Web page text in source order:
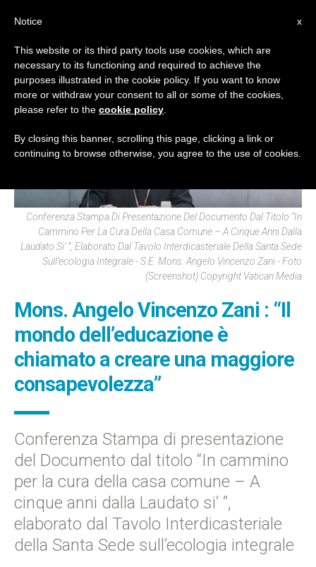
Senza categoria
Conferenza Stampa Di Presentazione Del Documento Dal Titolo “In
Cammino Per La Cura Della Casa Comune – A Cinque Anni Dalla
Laudato Si’ ”, Elaborato Dal Tavolo Interdicasteriale Della Santa Sede
Sull’ecologia Integrale - S.E. Mons. Angelo Vincenzo Zani - Foto
(Screenshot) Copyright Vatican Media
Mons. Angelo Vincenzo Zani : “Il
mondo dell’educazione è
chiamato a creare una maggiore
consapevolezza”
Conferenza Stampa di presentazione
del Documento dal titolo “In cammino
per la cura della casa comune – A
cinque anni dalla Laudato si’ ”,
elaborato dal Tavolo Interdicasteriale
della Santa Sede sull’ecologia integrale
x
Notice
This website or its third party tools use cookies, which are
necessary to its functioning and required to achieve the
purposes illustrated in the cookie policy. If you want to know
more or withdraw your consent to all or some of the cookies,
please refer to the cookie policy
By closing this banner, scrolling this page, clicking a link or
continuing to browse otherwise, you agree to the use of cookies.